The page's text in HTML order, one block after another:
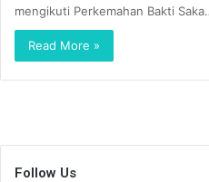
mengikuti Perkemahan Bakti
Read More »
Follow Us